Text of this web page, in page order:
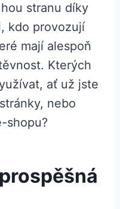
stranu díky
kdo provozují
mají alespoň
Kterých
ať už jste
nebo
shopu?